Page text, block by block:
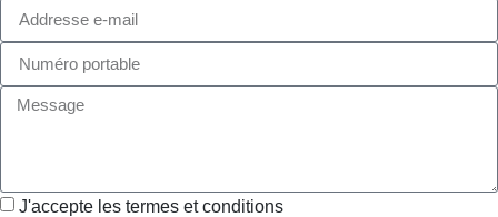
J'accepte les termes et conditions